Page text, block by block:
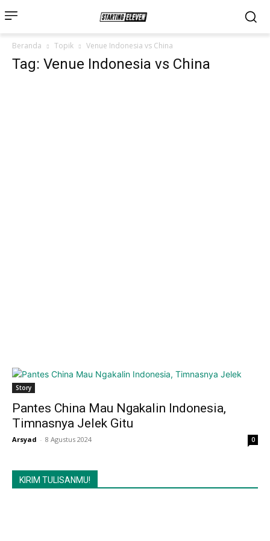
Beranda Topik Venue Indonesia vs China
Tag: Venue Indonesia vs China
Story
Pantes China Mau Ngakalin Indonesia,
Timnasnya Jelek Gitu
Arsyad - 8 Agustus 2024 0
KIRIM TULISANMU!